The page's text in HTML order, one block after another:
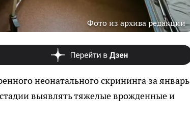
Фото из архива редакции
неонатального скрининга за январь
выявлять тяжелые врожденные и